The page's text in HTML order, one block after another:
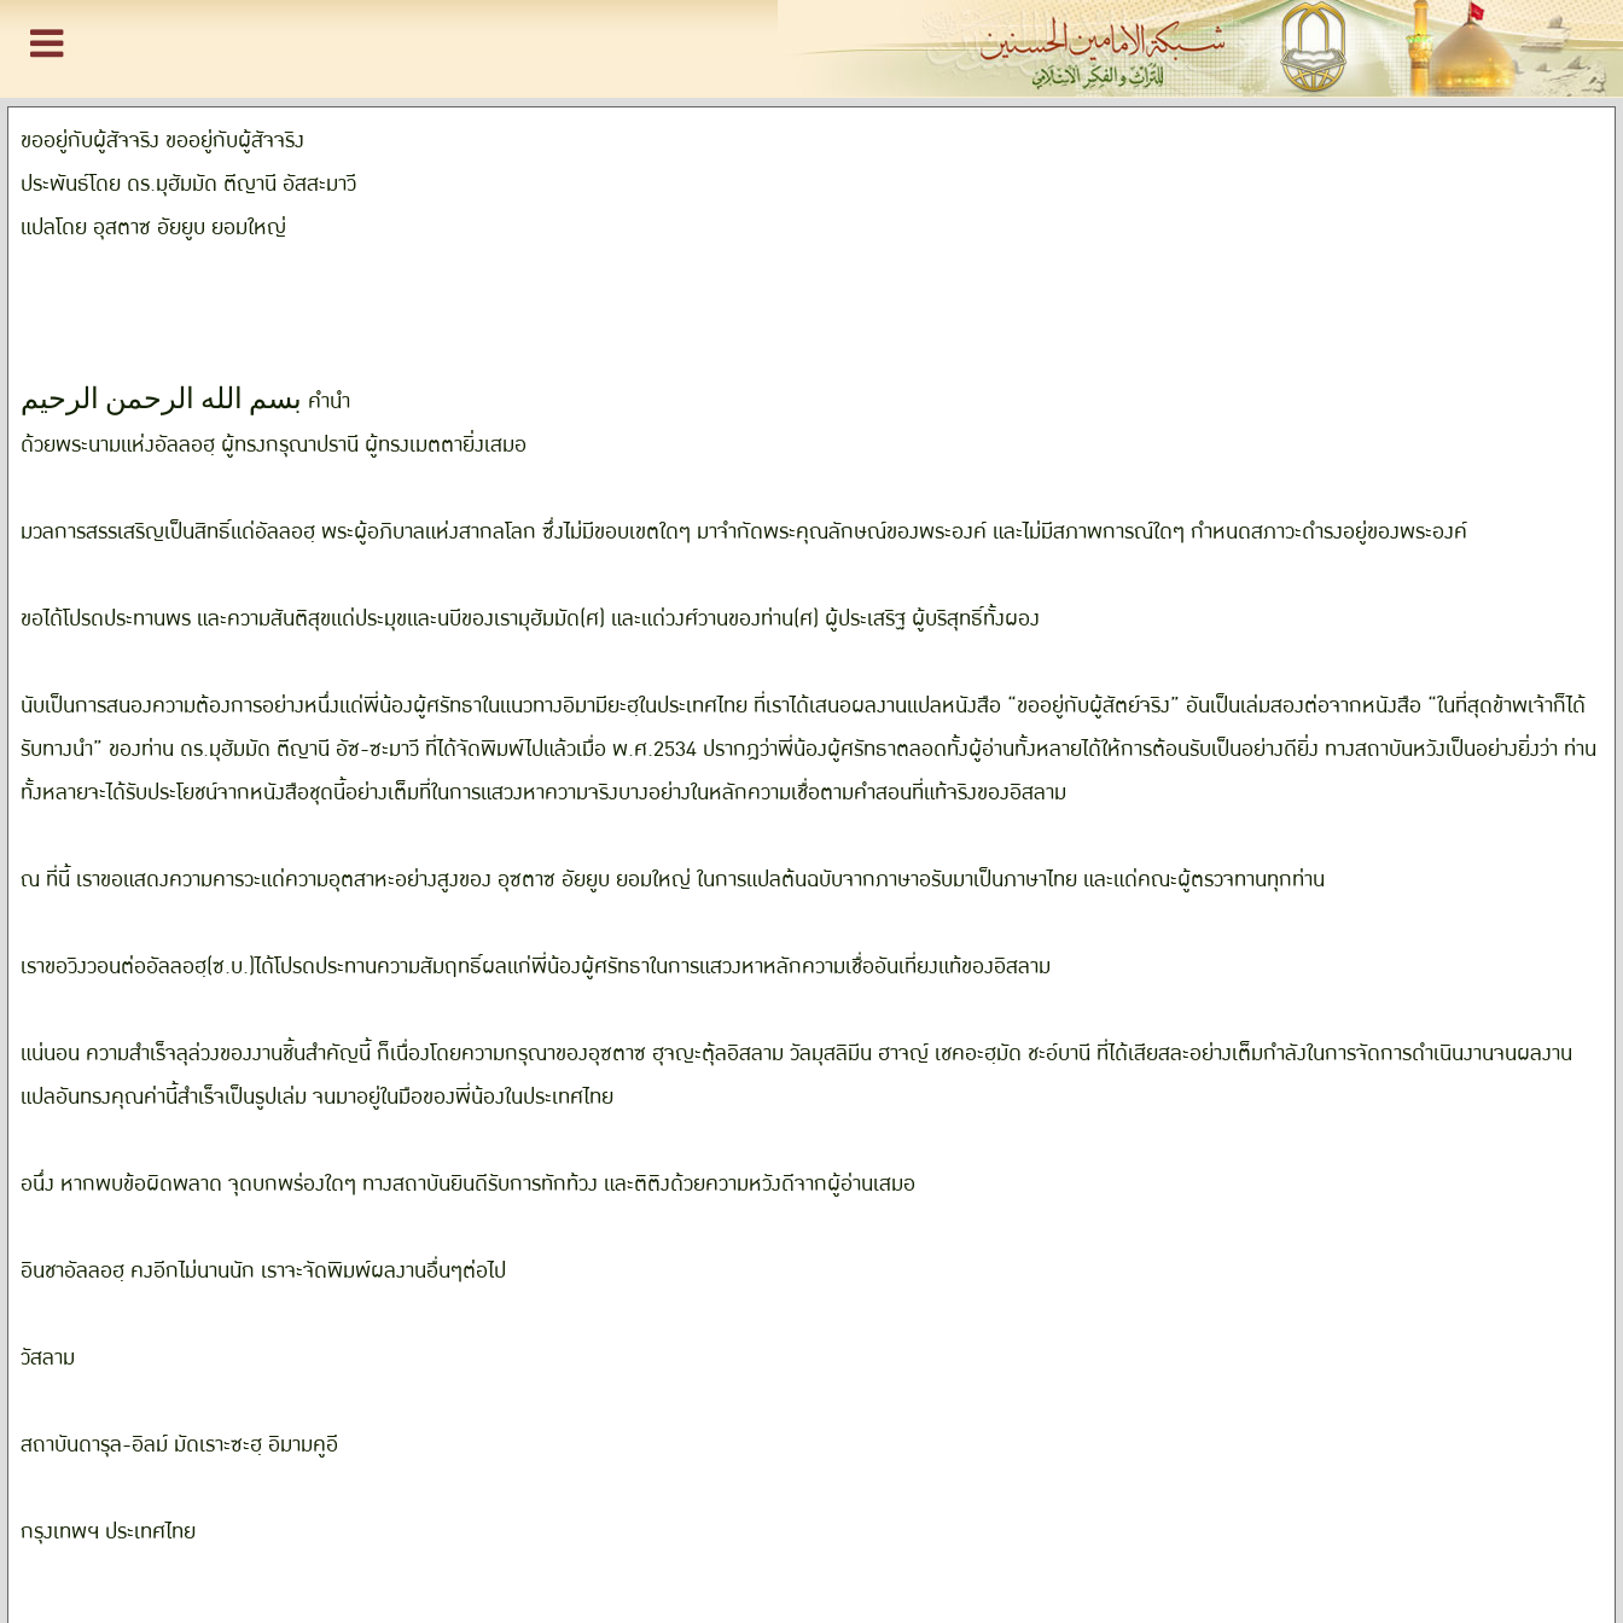
ขออยู่กับผู้สัจจริง ขออยู่กับผู้สัจจริง
ประพันธ์โดย ดร.มุฮัมมัด ตีญานี อัสสะมาวี
แปลโดย อุสตาซ อัยยูบ ยอมใหญ่
بسم الله الرحمن الرحیم คำนำ
ด้วยพระนามแห่งอัลลอฮฺ ผู้ทรงกรุณาปรานี ผู้ทรงเมตตายิ่งเสมอ
มวลการสรรเสริญเป็นสิทธิ์แด่อัลลอฮฺ พระผู้อภิบาลแห่งสากลโลก ซึ่งไม่มีขอบเขตใดๆ มาจำกัดพระคุณลักษณ์ของพระองค์ และไม่มีสภาพการณ์ใดๆ กำหนดสภาวะดำรงอยู่ของพระองค์
ขอได้โปรดประทานพร และความสันติสุขแด่ประมุขและนบีของเรามุฮัมมัด(ศ) และแด่วงศ์วานของท่าน(ศ) ผู้ประเสริฐ ผู้บริสุทธิ์ทั้งผอง
นับเป็นการสนองความต้องการอย่างหนึ่งแด่พี่น้องผู้ศรัทธาในแนวทางอิมามียะฮฺในประเทศไทย ที่เราได้เสนอผลงานแปลหนังสือ “ขออยู่กับผู้สัตย์จริง” อันเป็นเล่มสองต่อจากหนังสือ “ในที่สุดข้าพเจ้าก็ได้
รับทางนำ” ของท่าน ดร.มุฮัมมัด ตีญานี อัซ-ซะมาวี ที่ได้จัดพิมพ์ไปแล้วเมื่อ พ.ศ.2534 ปรากฎว่าพี่น้องผู้ศรัทธาตลอดทั้งผู้อ่านทั้งหลายได้ให้การต้อนรับเป็นอย่างดียิ่ง ทางสถาบันหวังเป็นอย่างยิ่งว่า ท่าน
ทั้งหลายจะได้รับประโยชน์จากหนังสือชุดนี้อย่างเต็มที่ในการแสวงหาความจริงบางอย่างในหลักความเชื่อตามคำสอนที่แท้จริงของอิสลาม
ณ ที่นี้ เราขอแสดงความคารวะแด่ความอุตสาหะอย่างสูงของ อุซตาซ อัยยูบ ยอมใหญ่ ในการแปลต้นฉบับจากภาษาอรับมาเป็นภาษาไทย และแด่คณะผู้ตรวจทานทุกท่าน
เราขอวิงวอนต่ออัลลอฮฺ(ซ.บ.)ได้โปรดประทานความสัมฤทธิ์ผลแก่พี่น้องผู้ศรัทธาในการแสวงหาหลักความเชื่ออันเที่ยงแท้ของอิสลาม
แน่นอน ความสำเร็จลุล่วงของงานชิ้นสำคัญนี้ ก็เนื่องโดยความกรุณาของอุซตาซ ฮุจญะตุ้ลอิสลาม วัลมุสลิมีน ฮาจญ์ เชคอะฮฺมัด ชะอ์บานี ที่ได้เสียสละอย่างเต็มกำลังในการจัดการดำเนินงานจนผลงาน
แปลอันทรงคุณค่านี้สำเร็จเป็นรูปเล่ม จนมาอยู่ในมือของพี่น้องในประเทศไทย
อนึ่ง หากพบข้อผิดพลาด จุดบกพร่องใดๆ ทางสถาบันยินดีรับการทักท้วง และติติงด้วยความหวังดีจากผู้อ่านเสมอ
อินชาอัลลอฮฺ คงอีกไม่นานนัก เราจะจัดพิมพ์ผลงานอื่นๆต่อไป
วัสลาม
สถาบันดารุล-อิลม์ มัดเราะซะฮฺ อิมามคูอี
กรุงเทพฯ ประเทศไทย